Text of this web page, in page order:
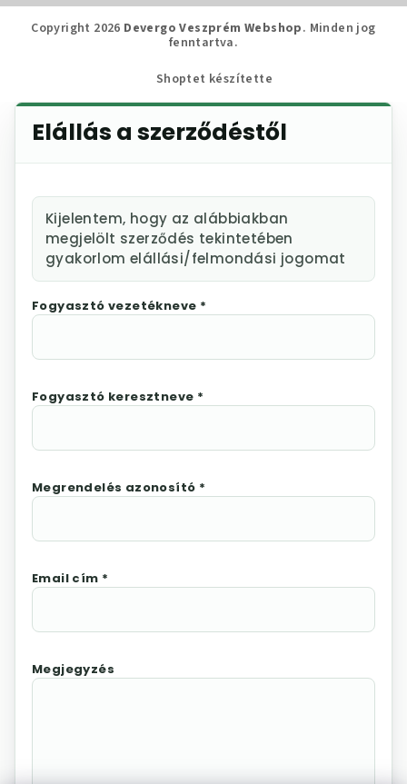
Copyright 2026 Devergo Veszprém Webshop. Minden jog
fenntartva.
Shoptet készítette
Elállás a szerződéstől
Kijelentem, hogy az alábbiakban
megjelölt szerződés tekintetében
gyakorlom elállási/felmondási jogomat
Fogyasztó vezetékneve *
Fogyasztó keresztneve *
Megrendelés azonosító *
Email cím *
Megjegyzés